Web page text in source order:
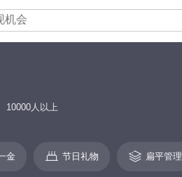
10000人以上
金 节日礼物 扁平管理